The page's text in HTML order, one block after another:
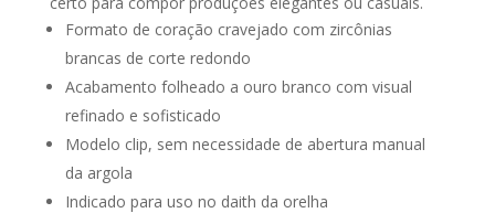
Formato de coração cravejado com zircônias
brancas de corte redondo
Acabamento folheado a ouro branco com visual
refinado e sofisticado
Modelo clip, sem necessidade de abertura manual
da argola
Indicado para uso no daith da orelha